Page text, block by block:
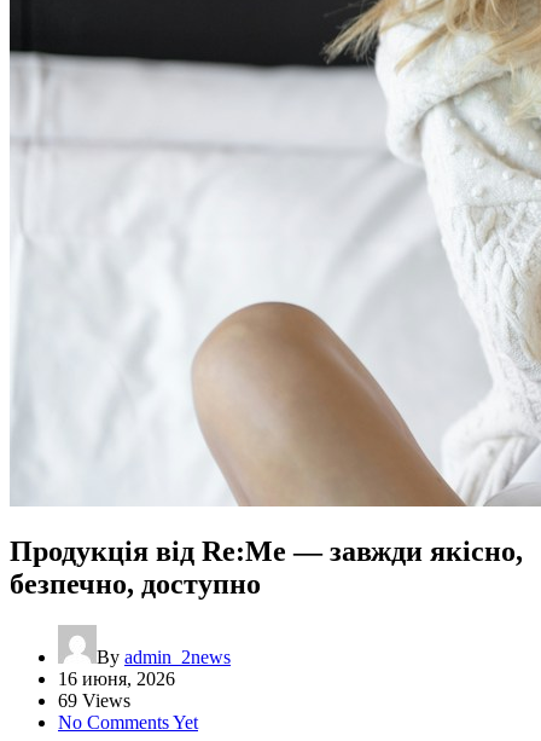
Продукція від Re:Me — завжди якісно,
безпечно, доступно
By admin_2news
16 июня, 2026
69 Views
No Comments Yet